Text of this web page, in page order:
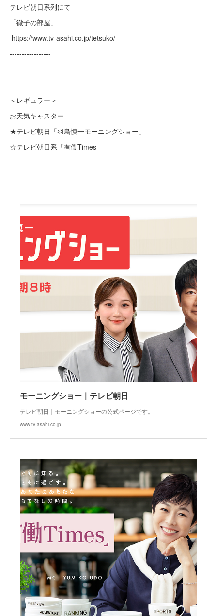
テレビ朝日系列にて
「徹子の部屋」
https://www.tv-asahi.co.jp/tetsuko/
-----------------
＜レギュラー＞
お天気キャスター
★テレビ朝日「羽鳥慎一モーニングショー」
☆テレビ朝日系「有働Times」
モーニングショー｜テレビ朝日
テレビ朝日｜モーニングショーの公式ページです。
www.tv-asahi.co.jp